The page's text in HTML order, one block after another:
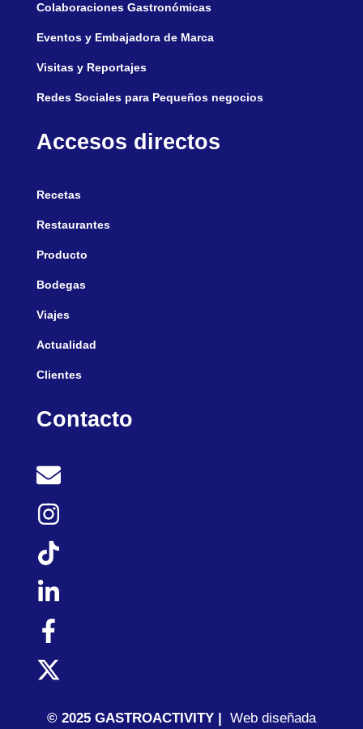
Colaboraciones Gastronómicas
Eventos y Embajadora de Marca
Visitas y Reportajes
Redes Sociales para Pequeños negocios
Accesos directos
Recetas
Restaurantes
Producto
Bodegas
Viajes
Actualidad
Clientes
Contacto
© 2025 GASTROACTIVITY | Web diseñada